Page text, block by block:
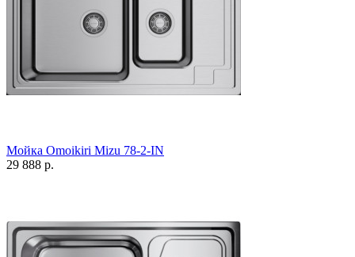
Мойка Omoikiri Mizu 78-2-IN
29 888 р.